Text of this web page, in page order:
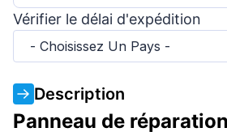
Vérifier le délai d'expédition
- Choisissez Un Pays -
Description
Panneau de